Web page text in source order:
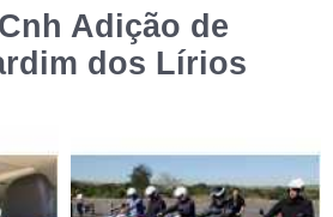
Adição de
dos Lírios